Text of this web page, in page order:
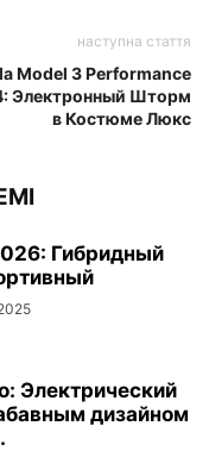
наступна стаття
Model 3 Performance
Электронный Шторм
в Костюме Люкс
Гибридный
Электрический
дизайном